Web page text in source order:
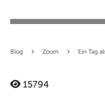
Blog › Zoom › Ein Tag
15794